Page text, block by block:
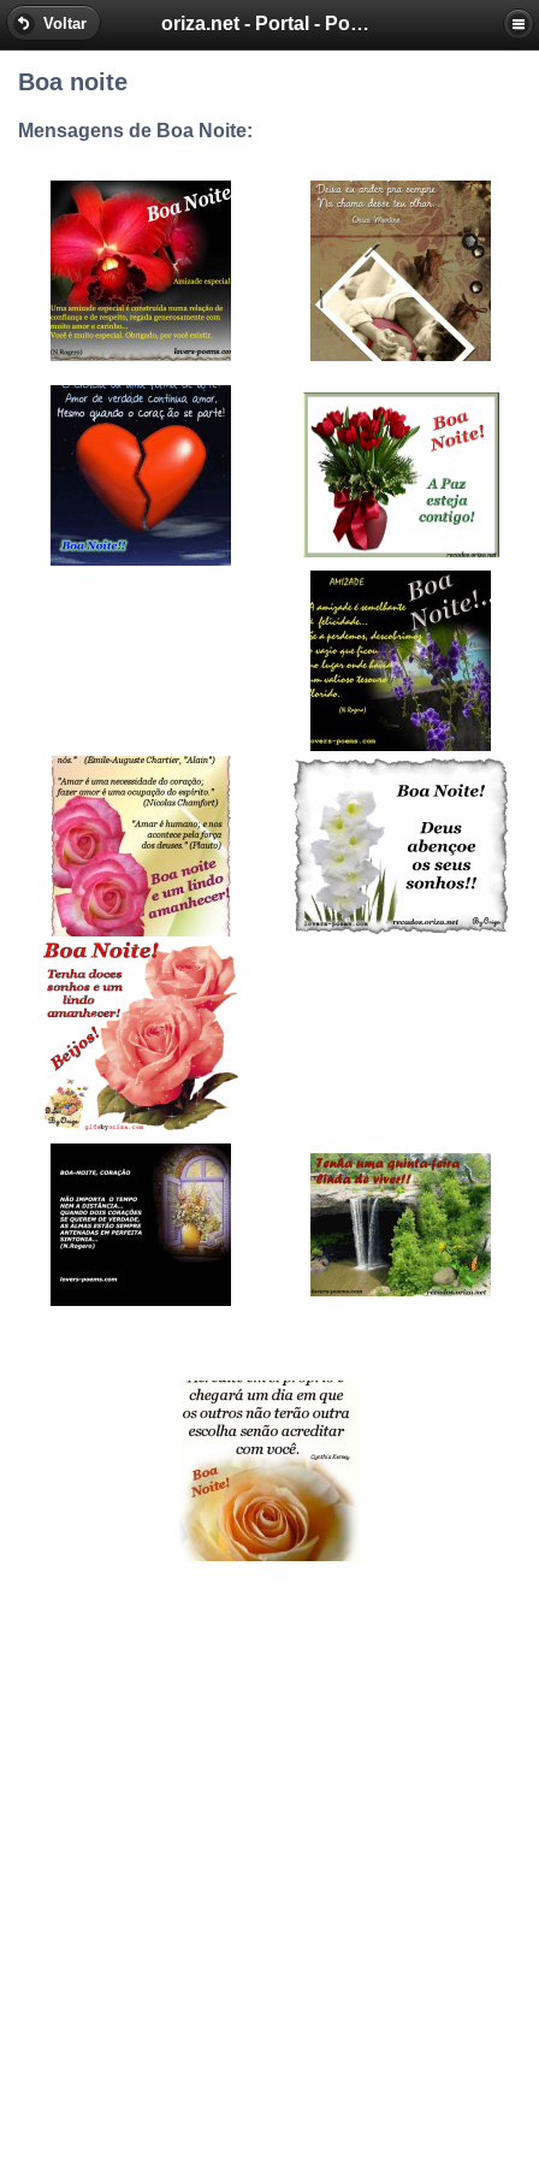
Voltar oriza.net - Portal - Poemas e Mensagens de Oriza Martins
Boa noite
Mensagens de Boa Noite: